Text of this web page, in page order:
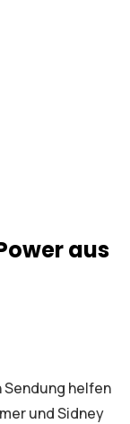
aus
Sendung helfen
und Sidney